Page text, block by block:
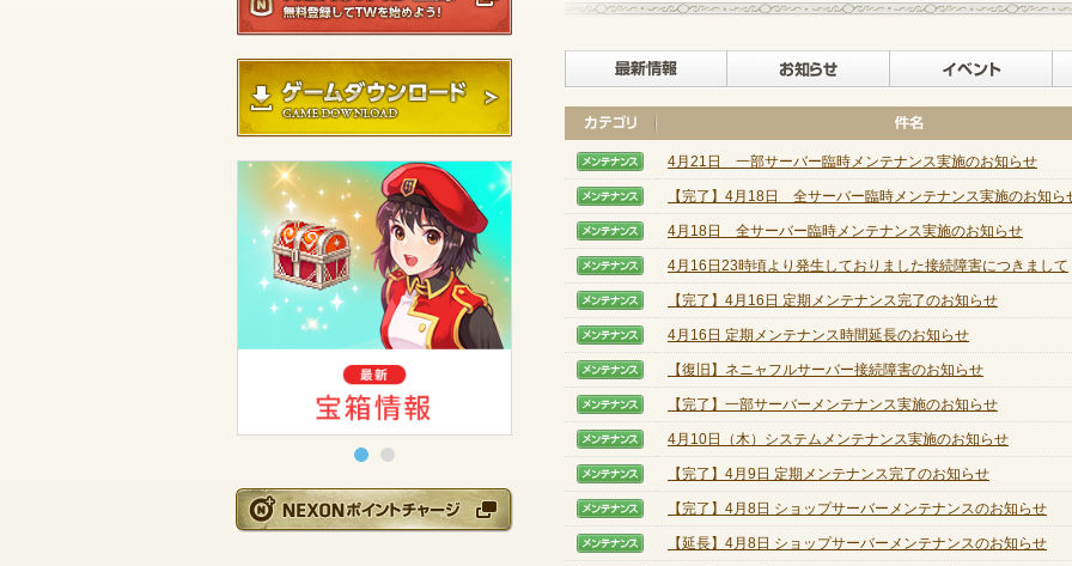
ゲームダウンロード
NEXONポイントチャージ
最新情報 お知らせ
【メンテナンス】
4月21日 一部サーバー臨時メンテナンス実施のお知らせ
【メンテナンス】
【完了】4月18日 全サーバー臨時メンテナンス実施のお知ら
【メンテナンス】
4月18日 全サーバー臨時メンテナンス実施のお知らせ
【メンテナンス】
4月16日23時頃より発生しておりました接続障害につきまして
【メンテナンス】
【完了】4月16日 定期メンテナンス完了のお知らせ
【メンテナンス】
4月16日 定期メンテナンス時間延長のお知らせ
【メンテナンス】
【復旧】ネニャフルサーバー接続障害のお知らせ
【メンテナンス】
【完了】一部サーバーメンテナンス実施のお知らせ
【メンテナンス】
4月10日（木）システムメンテナンス実施のお知らせ
【メンテナンス】
【完了】4月9日 定期メンテナンス完了のお知らせ
【メンテナンス】
【完了】4月8日 ショップサーバーメンテナンスのお知らせ
【メンテナンス】
【延長】4月8日 ショップサーバーメンテナンスのお知らせ